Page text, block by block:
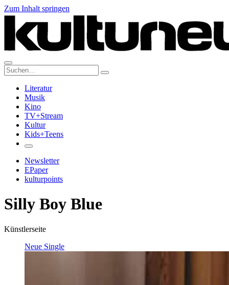
Zum Inhalt springen
Suche:
Literatur
Musik
Kino
TV+Stream
Kultur
Kids+Teens
Newsletter
EPaper
kulturpoints
Silly Boy Blue
Künstlerseite
Neue Single